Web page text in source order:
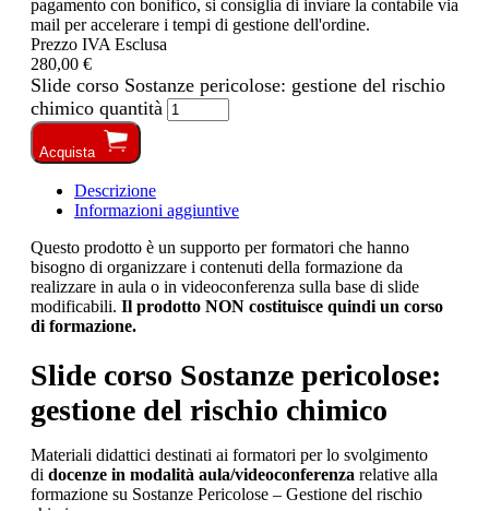
pagamento con bonifico, si consiglia di inviare la contabile via
mail per accelerare i tempi di gestione dell'ordine.
Prezzo IVA Esclusa
280,00 €
Slide corso Sostanze pericolose: gestione del rischio
chimico quantità
Acquista
Descrizione
Informazioni aggiuntive
Questo prodotto è un supporto per formatori che hanno
bisogno di organizzare i contenuti della formazione da
realizzare in aula o in videoconferenza sulla base di slide
modificabili. Il prodotto NON costituisce quindi un corso
di formazione.
Slide corso Sostanze pericolose:
gestione del rischio chimico
Materiali didattici destinati ai formatori per lo svolgimento
di docenze in modalità aula/videoconferenza relative alla
formazione su Sostanze Pericolose – Gestione del rischio